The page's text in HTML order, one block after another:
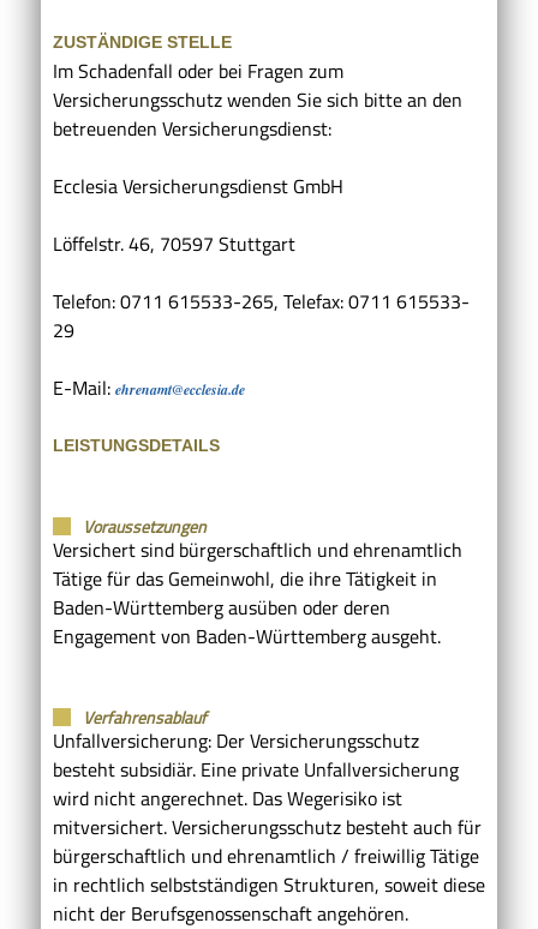
ZUSTÄNDIGE STELLE
Im Schadenfall oder bei Fragen zum
Versicherungsschutz wenden Sie sich bitte an den
betreuenden Versicherungsdienst:
Ecclesia Versicherungsdienst GmbH
Löffelstr. 46, 70597 Stuttgart
Telefon: 0711 615533-265, Telefax: 0711 615533-
29
E-Mail: ehrenamt@ecclesia.de
LEISTUNGSDETAILS
Voraussetzungen
Versichert sind bürgerschaftlich und ehrenamtlich
Tätige für das Gemeinwohl, die ihre Tätigkeit in
Baden-Württemberg ausüben oder deren
Engagement von Baden-Württemberg ausgeht.
Verfahrensablauf
Unfallversicherung: Der Versicherungsschutz
besteht subsidiär. Eine private Unfallversicherung
wird nicht angerechnet. Das Wegerisiko ist
mitversichert. Versicherungsschutz besteht auch für
bürgerschaftlich und ehrenamtlich / freiwillig Tätige
in rechtlich selbstständigen Strukturen, soweit diese
nicht der Berufsgenossenschaft angehören.